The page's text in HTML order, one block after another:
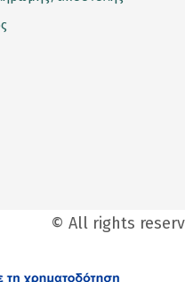
© All rights